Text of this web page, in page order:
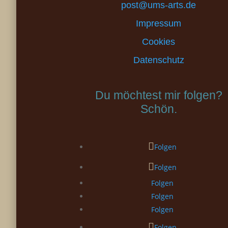
post@ums-arts.de
Impressum
Cookies
Datenschutz
Du möchtest mir folgen?
Schön.
Folgen
Folgen
Folgen
Folgen
Folgen